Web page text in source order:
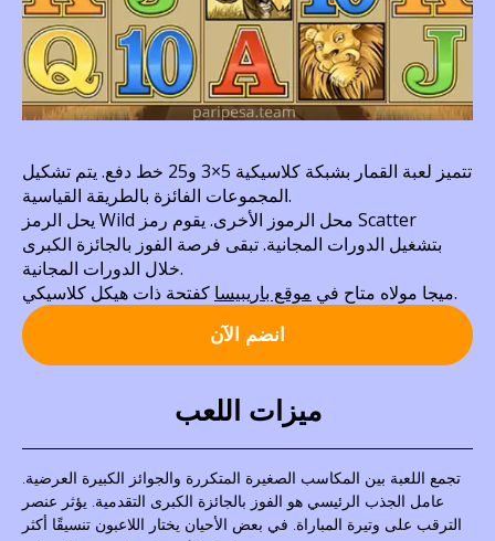
تتميز لعبة القمار بشبكة كلاسيكية 5×3 و25 خط دفع. يتم تشكيل
المجموعات الفائزة بالطريقة القياسية.
يحل الرمز Wild محل الرموز الأخرى. يقوم رمز Scatter
بتشغيل الدورات المجانية. تبقى فرصة الفوز بالجائزة الكبرى
خلال الدورات المجانية.
ميجا مولاه متاح في موقع باريبيسا كفتحة ذات هيكل كلاسيكي.
انضم الآن
ميزات اللعب
تجمع اللعبة بين المكاسب الصغيرة المتكررة والجوائز الكبيرة العرضية.
عامل الجذب الرئيسي هو الفوز بالجائزة الكبرى التقدمية. يؤثر عنصر
الترقب على وتيرة المباراة. في بعض الأحيان يختار اللاعبون تنسيقًا أكثر